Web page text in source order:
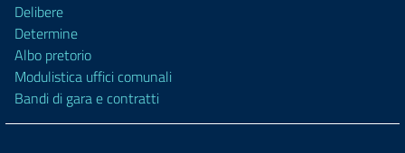
Delibere
Determine
Albo pretorio
Modulistica uffici comunali
Bandi di gara e contratti